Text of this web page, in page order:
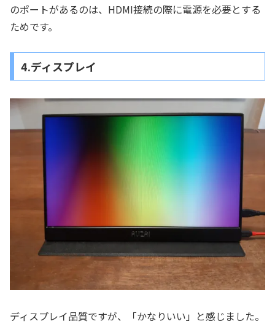
のポートがあるのは、HDMI接続の際に電源を必要とする
ためです。
4.ディスプレイ
ディスプレイ品質ですが、「かなりいい」と感じました。